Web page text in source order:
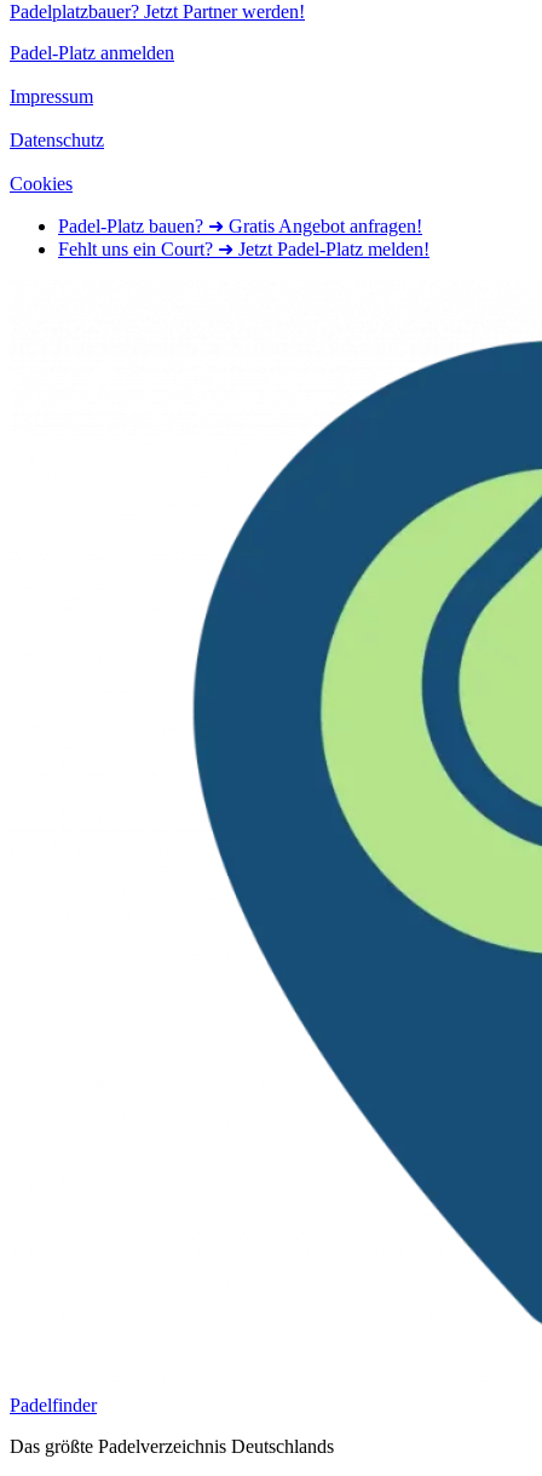
Padelplatzbauer? Jetzt Partner werden!
Padel-Platz anmelden
Impressum
Datenschutz
Cookies
Padel-Platz bauen? ➜ Gratis Angebot anfragen!
Fehlt uns ein Court? ➜ Jetzt Padel-Platz melden!
Padelfinder
Das größte Padelverzeichnis Deutschlands